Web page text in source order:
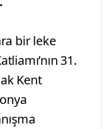
bir leke
31.
Kent